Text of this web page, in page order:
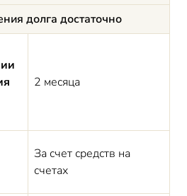
долга достаточно
2 месяца
За счет средств на
счетах